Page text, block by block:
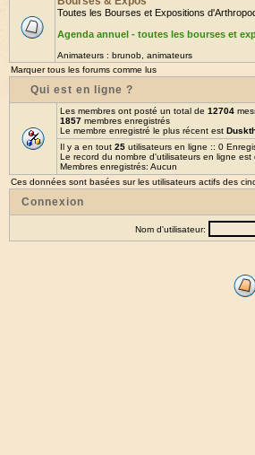
Toutes les Bourses et Expositions
Agenda annuel - toutes les bourses et
Animateurs : brunob animateurs
Marquer tous les forums comme lus
Qui est en ligne ?
Les membres ont posté un total de 12704
1857 membres enregistrés
Le membre enregistré le plus récent est
Il y a en tout 25 utilisateurs en ligne :: 0
Le record du nombre d'utilisateurs en ligne est
Membres enregistrés: Aucun
Ces données sont basées sur les utilisateurs actifs des
Connexion
Nom d'utilisateur: